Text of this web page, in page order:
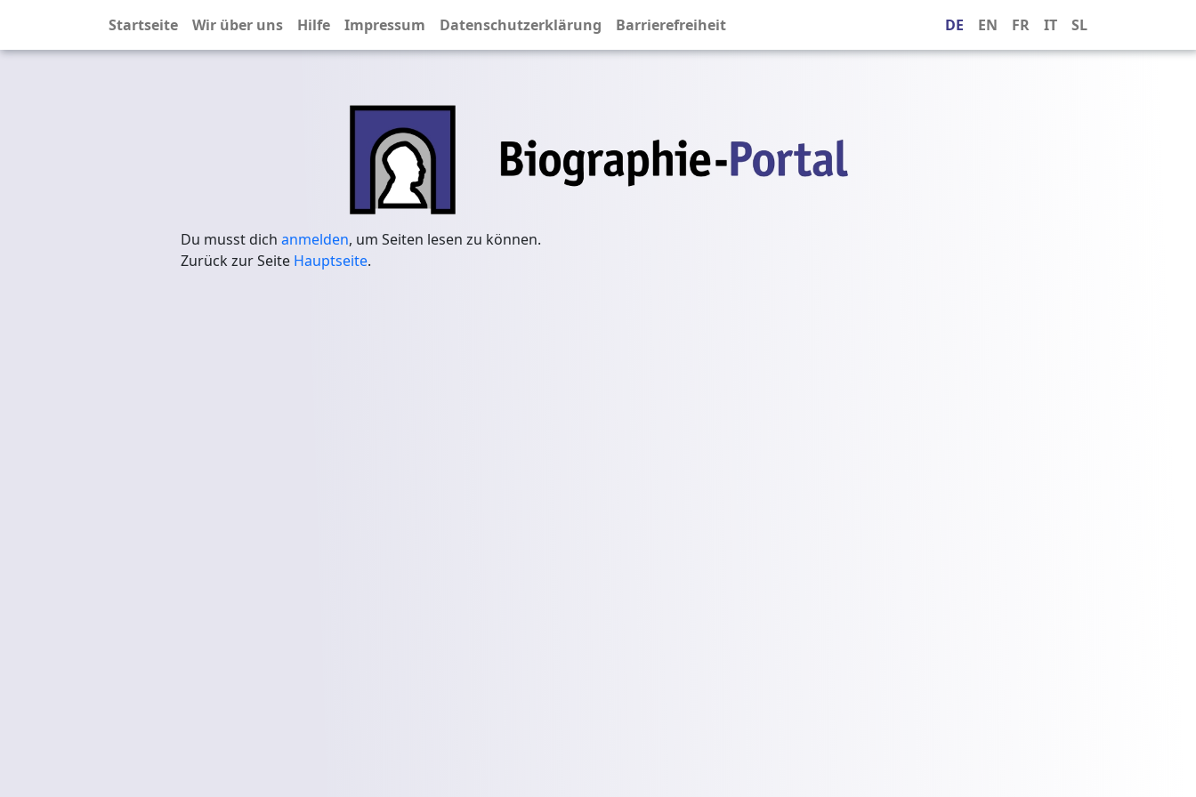
Startseite Wir über uns Hilfe Impressum Datenschutzerklärung Barrierefreiheit DE EN FR IT SL
Du musst dich anmelden, um Seiten lesen zu können.
Zurück zur Seite Hauptseite.